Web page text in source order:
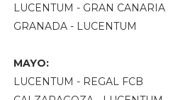
LUCENTUM - GRAN CANARIA
GRANADA - LUCENTUM
MAYO:
LUCENTUM - REGAL FCB